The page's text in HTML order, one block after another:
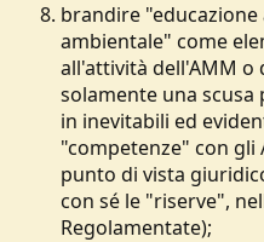
brandire
ambientale" come
all'attività dell'AMM o
solamente una
in inevitabili ed
"competenze" con gli
punto di vista
con sé le "riserve",
Regolamentate);